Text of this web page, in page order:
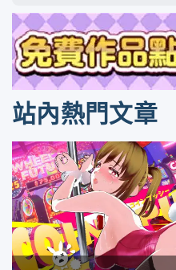
站內熱門文章